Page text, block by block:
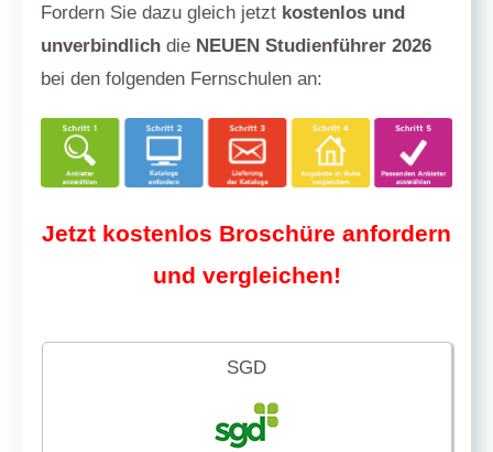
Fordern Sie dazu gleich jetzt kostenlos und
unverbindlich die NEUEN Studienführer 2026
bei den folgenden Fernschulen an:
Jetzt kostenlos Broschüre anfordern
und vergleichen!
SGD